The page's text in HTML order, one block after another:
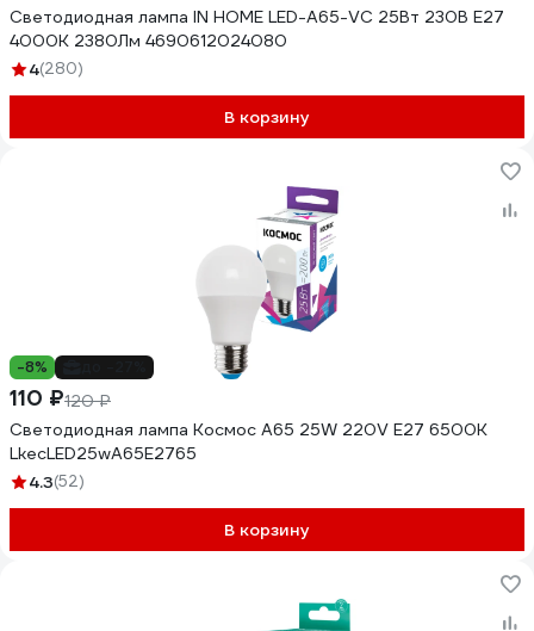
Светодиодная лампа IN HOME LED-A65-VC 25Вт 230В Е27
4000К 2380Лм 4690612024080
4(280)
В корзину
-8%
110 ₽120 ₽
Светодиодная лампа Космос А65 25W 220V E27 6500K
LkecLED25wA65E2765
4.3(52)
В корзину